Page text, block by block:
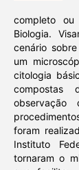
completo
Biologia.
cenário
um
citologia
compostas
foram
Instituto
tornaram o